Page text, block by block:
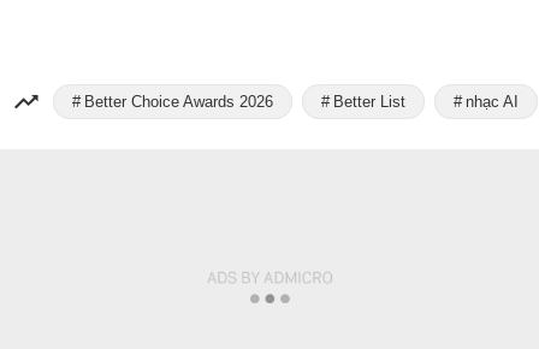
Better Choice Awards 2026 Better List nhạc AI